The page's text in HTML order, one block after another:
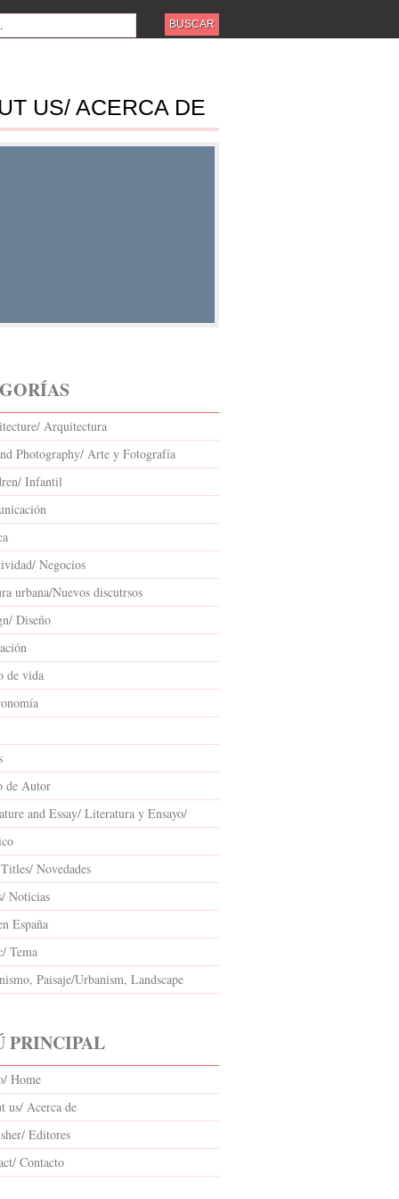
US/ ACERCA DE
Arquitectura
Photography/ Arte y Fotografía
Infantil
Negocios
urbana/Nuevos discutrsos
Diseño
de vida
de Autor
and Essay/ Literatura y Ensayo/
Novedades
Noticias
España
Tema
Paisaje/Urbanism, Landscape
PRINCIPAL
Home
us/ Acerca de
Editores
Contacto